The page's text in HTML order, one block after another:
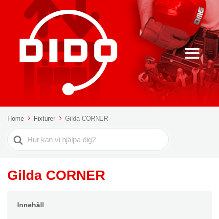
Home Fixturer Gilda CORNER
Sök
efter
Gilda CORNER
Innehåll